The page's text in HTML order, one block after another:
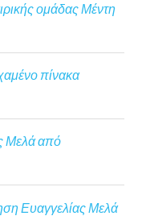
ομάδας Μέντη
πίνακα
Μελά από
Ευαγγελίας Μελά